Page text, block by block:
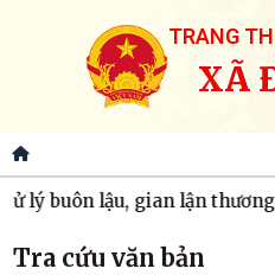
TRANG
XÃ
lý buôn lậu, gian lận thương
Tra cứu văn bản